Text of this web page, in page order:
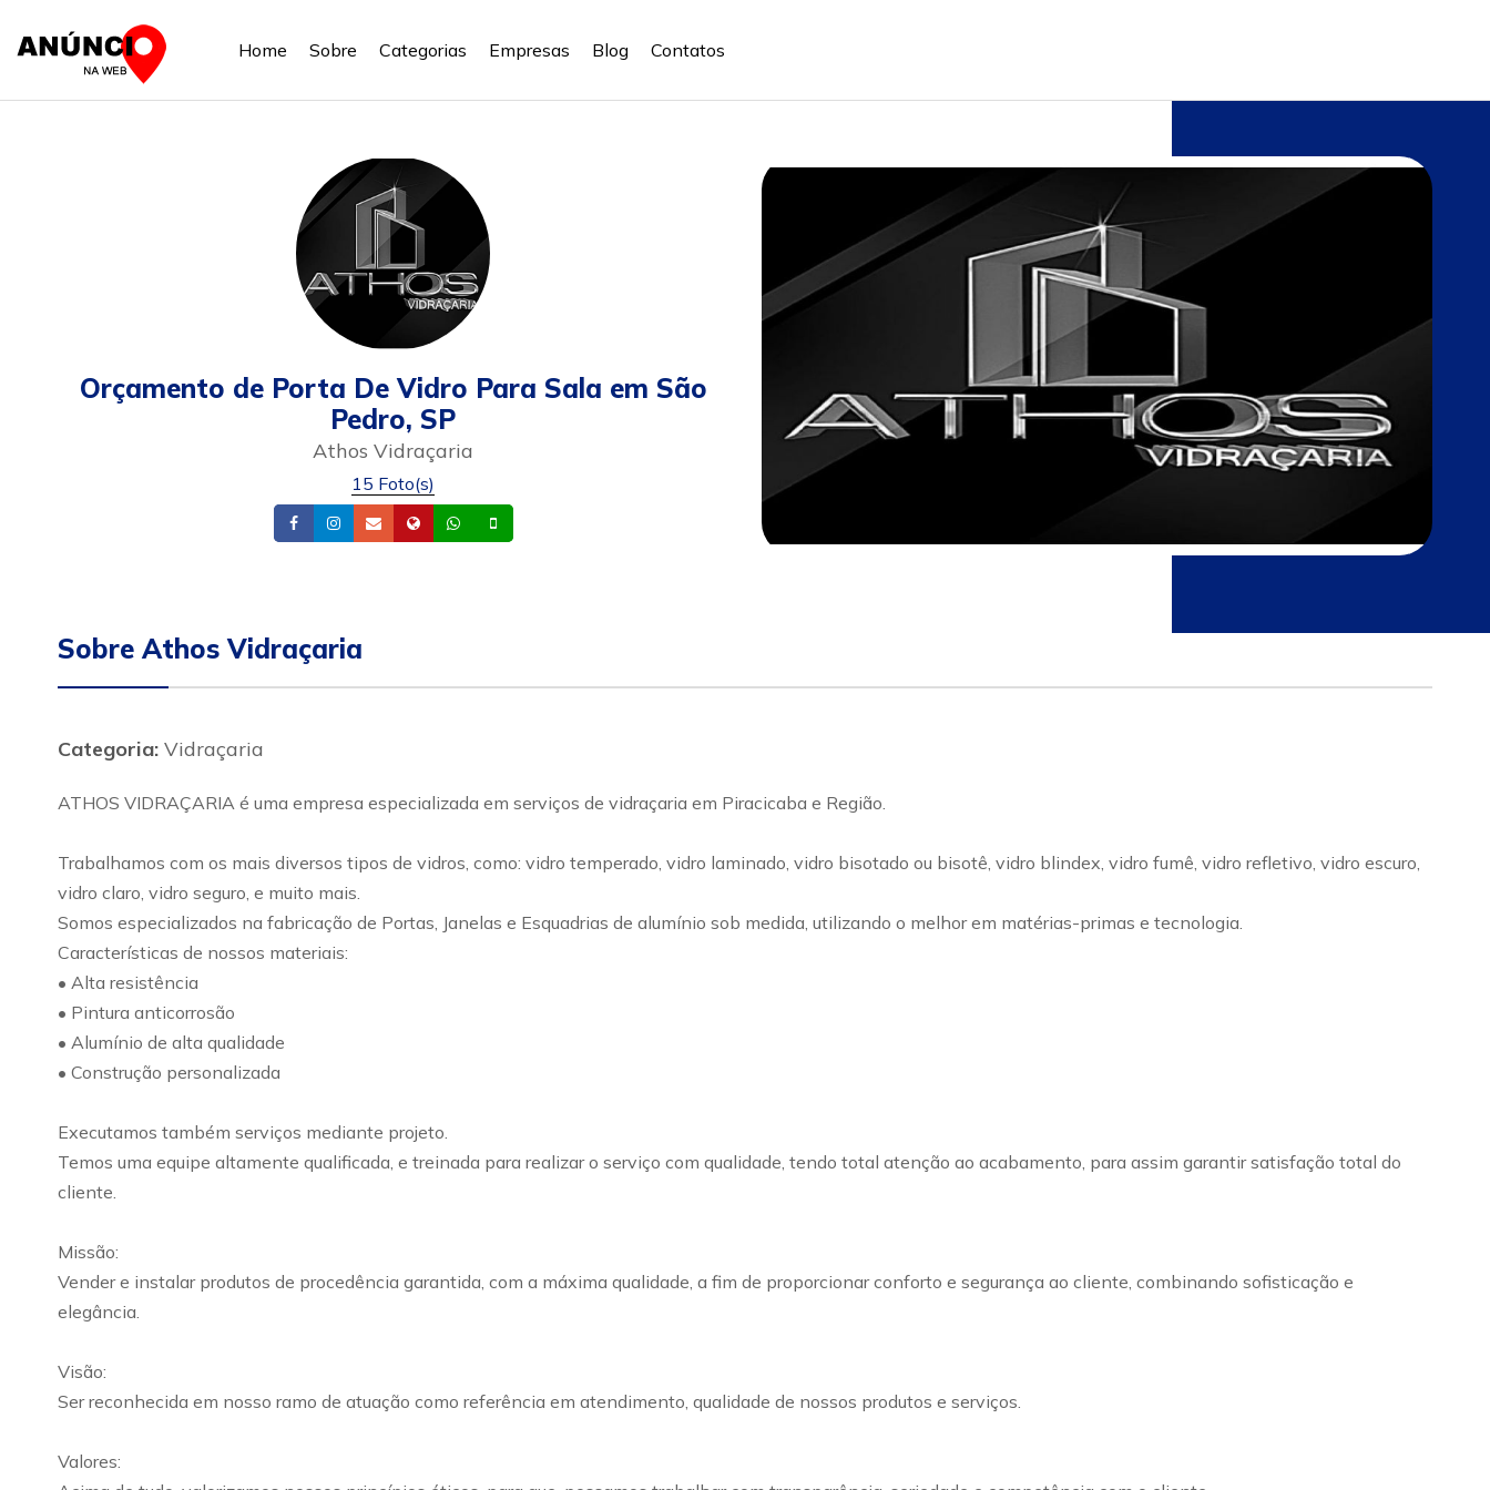
Home Sobre Categorias Empresas Blog Contatos
Orçamento de Porta De Vidro Para Sala em São
Pedro, SP
Athos Vidraçaria
15 Foto(s)
FacebookInstagram
Email Site Whatsapp
Sobre Athos Vidraçaria
Categoria: Vidraçaria
ATHOS VIDRAÇARIA é uma empresa especializada em serviços de vidraçaria em Piracicaba e Região.
Trabalhamos com os mais diversos tipos de vidros, como: vidro temperado, vidro laminado, vidro bisotado ou bisotê, vidro blindex, vidro fumê, vidro refletivo, vidro escuro,
vidro claro, vidro seguro, e muito mais.
Somos especializados na fabricação de Portas, Janelas e Esquadrias de alumínio sob medida, utilizando o melhor em matérias-primas e tecnologia.
Características de nossos materiais:
• Alta resistência
• Pintura anticorrosão
• Alumínio de alta qualidade
• Construção personalizada
Executamos também serviços mediante projeto.
Temos uma equipe altamente qualificada, e treinada para realizar o serviço com qualidade, tendo total atenção ao acabamento, para assim garantir satisfação total do
cliente.
Missão:
Vender e instalar produtos de procedência garantida, com a máxima qualidade, a fim de proporcionar conforto e segurança ao cliente, combinando sofisticação e
elegância.
Visão:
Ser reconhecida em nosso ramo de atuação como referência em atendimento, qualidade de nossos produtos e serviços.
Valores: